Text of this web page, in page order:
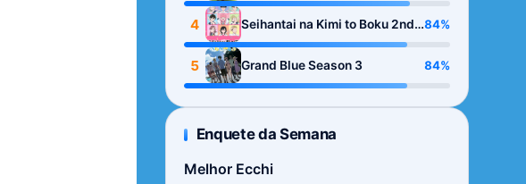
4
Seihantai na Kimi to Boku 2nd
Season
84%
5 Grand Blue Season 3 84%
Enquete da Semana
Melhor Ecchi